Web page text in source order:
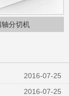
轴分切机
2016-07-25
2016-07-25